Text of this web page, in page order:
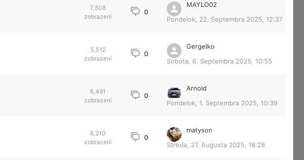
7,508
zobrazení
0
MAYLO02
Pondelok, 22. Septembra 2025, 12:37
5,512
zobrazení
0
Gergelko
Sobota, 6. Septembra 2025, 10:55
6,491
zobrazení
0
Arnold
Pondelok, 1. Septembra 2025, 10:39
6,210
zobrazení
0
matyson
Streda, 27. Augusta 2025, 18:28